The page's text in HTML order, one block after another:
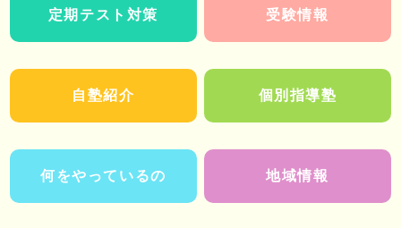
定期テスト対策 受験情報
自塾紹介 個別指導塾
何をやっているの 地域情報